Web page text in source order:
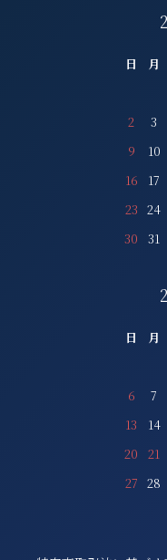
日 月
2
3
9
10
16
17
23 24
30
31
日 月
6
7
13
14
20
21
27 28